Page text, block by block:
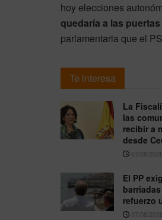
hoy elecciones
quedaría a las
parlamentaria que el
Te interesa
La
las
recibir a
desde
07/08/2026
El PP
refuerzo
07/08/2026